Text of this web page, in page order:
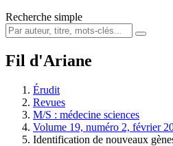
Recherche simple
Fil d'Ariane
Érudit
Revues
M/S : médecine sciences
Volume 19, numéro 2, février
Identification de nouveaux